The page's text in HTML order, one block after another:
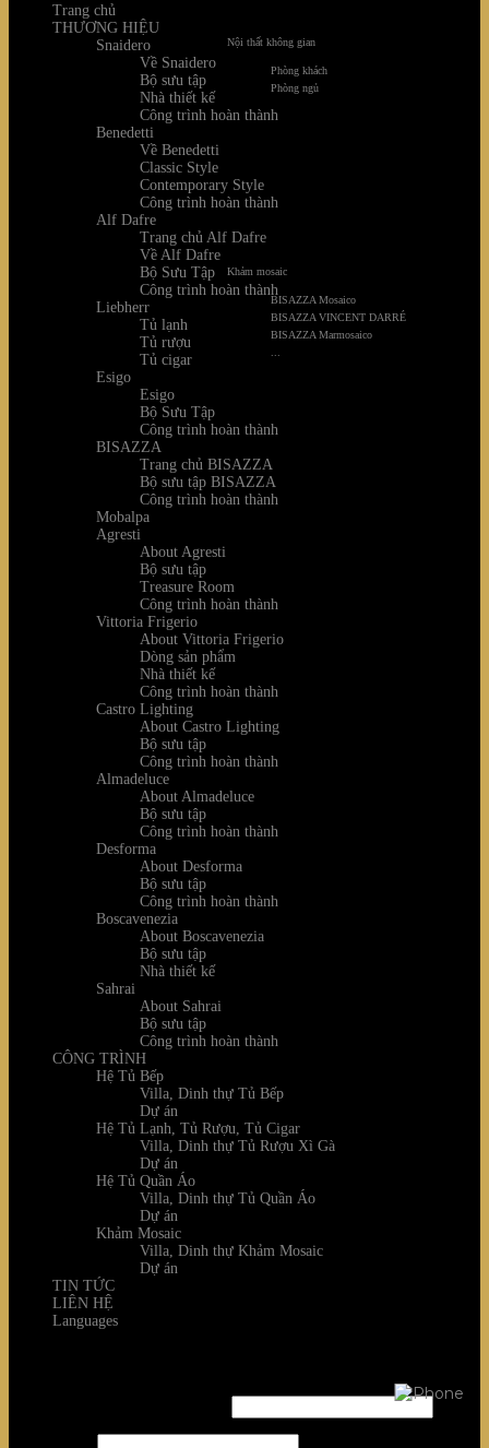
Nội thất không gian
Phòng khách
Phòng ngủ
Khảm mosaic
BISAZZA Mosaico
BISAZZA VINCENT DARRÉ
BISAZZA Marmosaico
Trang chủ
THƯƠNG HIỆU
Snaidero
Về Snaidero
Bộ sưu tập
Nhà thiết kế
Công trình hoàn thành
Benedetti
Về Benedetti
Classic Style
Contemporary Style
Công trình hoàn thành
Alf Dafre
Trang chủ Alf Dafre
Về Alf Dafre
Bộ Sưu Tập
Công trình hoàn thành
Liebherr
Tủ lạnh
Tủ rượu
Tủ cigar
Esigo
Esigo
Bộ Sưu Tập
Công trình hoàn thành
BISAZZA
Trang chủ BISAZZA
Bộ sưu tập BISAZZA
Công trình hoàn thành
Mobalpa
Agresti
About Agresti
Bộ sưu tập
Treasure Room
Công trình hoàn thành
Vittoria Frigerio
About Vittoria Frigerio
Dòng sản phẩm
Nhà thiết kế
Công trình hoàn thành
Castro Lighting
About Castro Lighting
Bộ sưu tập
Công trình hoàn thành
Almadeluce
About Almadeluce
Bộ sưu tập
Công trình hoàn thành
Desforma
About Desforma
Bộ sưu tập
Công trình hoàn thành
Boscavenezia
About Boscavenezia
Bộ sưu tập
Nhà thiết kế
Sahrai
About Sahrai
Bộ sưu tập
Công trình hoàn thành
CÔNG TRÌNH
Hệ Tủ Bếp
Villa, Dinh thự Tủ Bếp
Dự án
Hệ Tủ Lạnh, Tủ Rượu, Tủ Cigar
Villa, Dinh thự Tủ Rượu Xì Gà
Dự án
Hệ Tủ Quần Áo
Villa, Dinh thự Tủ Quần Áo
Dự án
Khảm Mosaic
Villa, Dinh thự Khảm Mosaic
Dự án
TIN TỨC
LIÊN HỆ
Languages